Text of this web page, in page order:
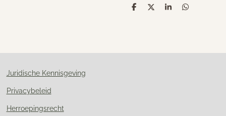
D
D
S
D
Juridische Kennisgeving
Privacybeleid
Herroepingsrecht